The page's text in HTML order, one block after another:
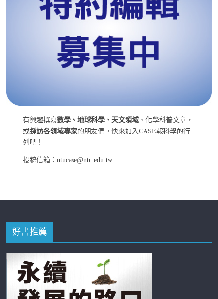
有興趣撰寫數學、地球科學、天文領域 、化學科普文章，
或採訪各領域專家的朋友們，快來加入CASE報科學的行
列吧！
投稿信箱：ntucase@ntu.edu.tw
好書推薦